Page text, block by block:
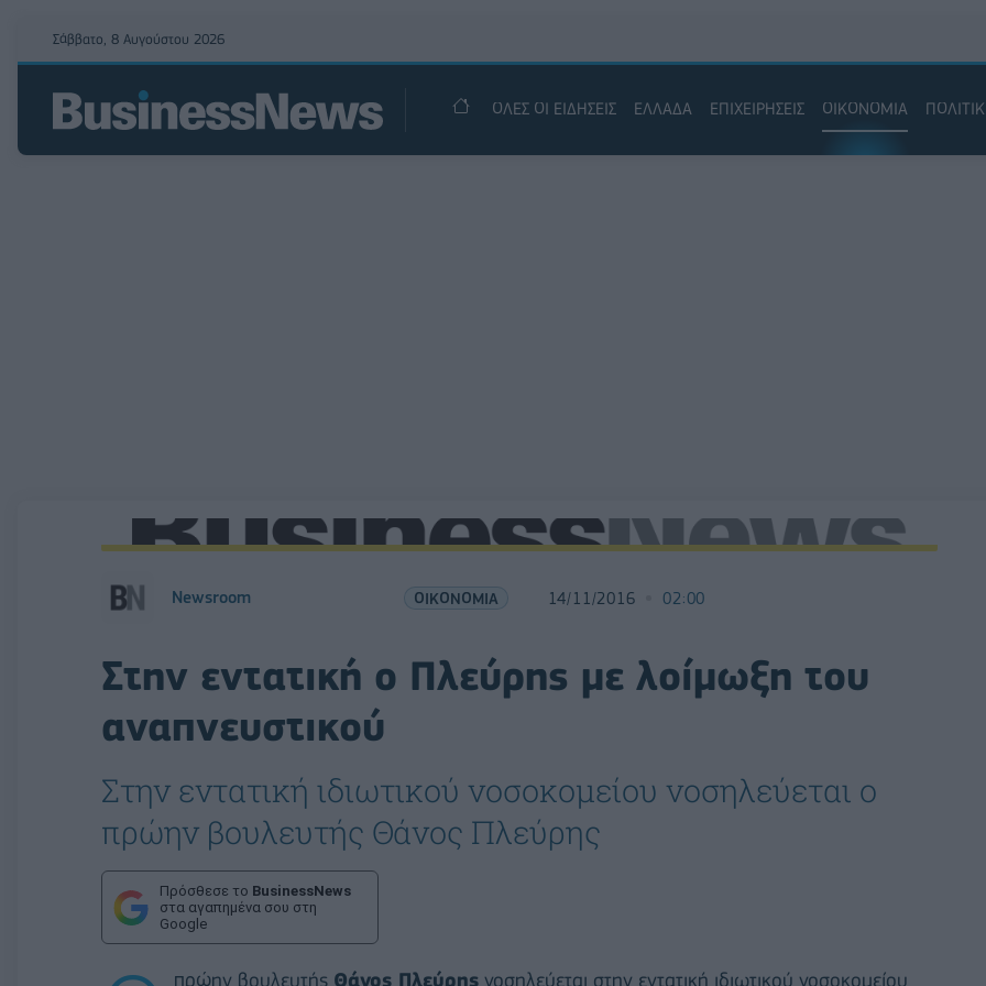
Σάββατο, 8 Αυγούστου 2026
ΟΛΕΣ ΟΙ ΕΙΔΗΣΕΙΣ ΕΛΛΑΔΑ ΕΠΙΧΕΙΡΗΣΕΙΣ ΟΙΚΟΝΟΜΙΑ
Newsroom ΟΙΚΟΝΟΜΙΑ 14/11/2016 02:00
Στην εντατική ο Πλεύρης με λοίμωξη του
αναπνευστικού
Στην εντατική ιδιωτικού νοσοκομείου νοσηλεύεται ο
πρώην βουλευτής Θάνος Πλεύρης
Πρόσθεσε το BusinessNews
στα αγαπημένα σου στη
Google
πρώην βουλευτής Θάνος Πλεύρης νοσηλεύεται στην εντατική ιδιωτικού νοσοκομείου